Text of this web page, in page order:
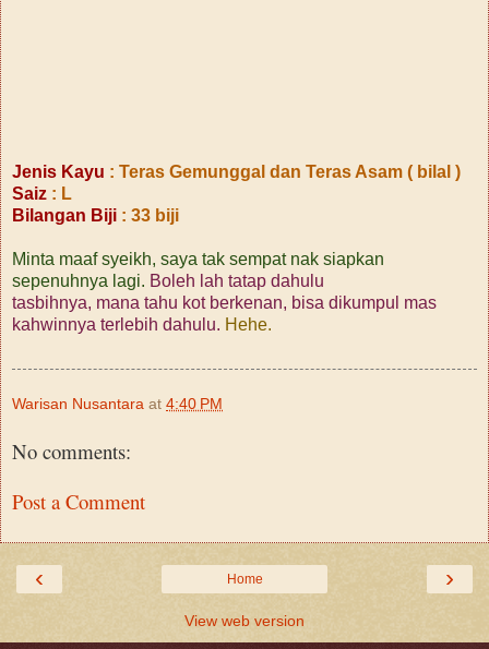
Jenis Kayu : Teras Gemunggal dan Teras Asam ( bilal )
Saiz : L
Bilangan Biji : 33 biji
Minta maaf syeikh, saya tak sempat nak siapkan
sepenuhnya lagi. Boleh lah tatap dahulu
tasbihnya, mana tahu kot berkenan, bisa dikumpul mas
kahwinnya terlebih dahulu. Hehe.
Warisan Nusantara at 4:40 PM
No comments:
Post a Comment
‹ ›
Home
View web version